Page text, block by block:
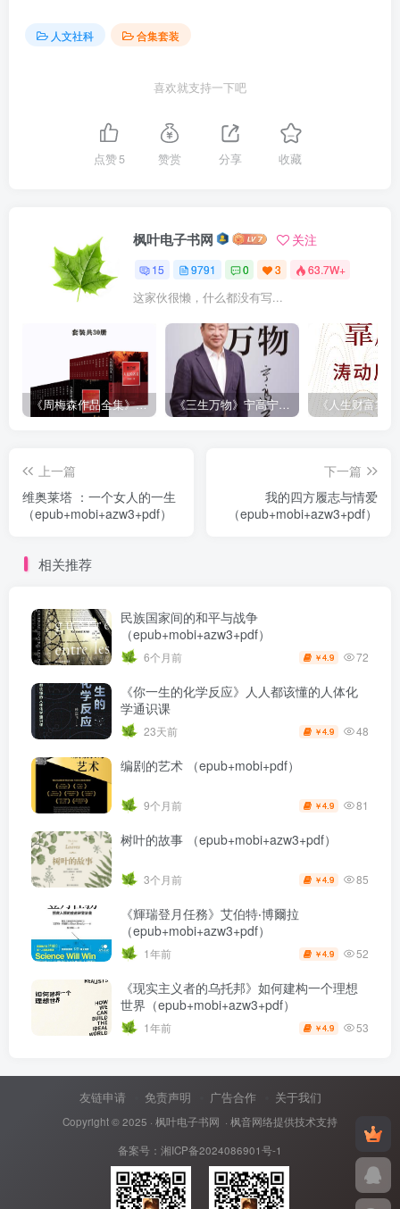
人文社科 合集套装
喜欢就支持一下吧
点赞5 赞赏 分享 收藏
枫叶电子书网 关注
15 9791 0 3 63.7W+
这家伙很懒，什么都没有写...
《周梅森作品全集》[共30册] 《三生万物》宁高宁（epub+mobi+azw3+pdf）
上一篇
维奥莱塔 ：一个女人的一生
（epub+mobi+azw3+pdf）
下一篇
我的四方履志与情爱
（epub+mobi+azw3+pdf）
相关推荐
民族国家间的和平与战争
（epub+mobi+azw3+pdf）
6个月前 ￥4.9 72
《你一生的化学反应》人人都该懂的人体化
学通识课
23天前 ￥4.9 48
编剧的艺术 （epub+mobi+pdf）
9个月前 ￥4.9 81
树叶的故事 （epub+mobi+azw3+pdf）
3个月前 ￥4.9 85
《輝瑞登月任務》艾伯特‧博爾拉
（epub+mobi+azw3+pdf）
1年前 ￥4.9 52
《现实主义者的乌托邦》如何建构一个理想
世界（epub+mobi+azw3+pdf）
1年前 ￥4.9 53
友链申请 免责声明 广告合作 关于我们
Copyright © 2025 · 枫叶电子书网 · 枫音网络提供技术支持
备案号： 湘ICP备2024086901号-1